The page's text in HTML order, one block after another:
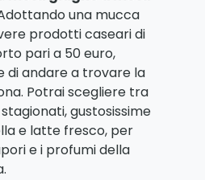
una mucca
prodotti caseari di
pari a 50 euro,
di andare a trovare la
Potrai scegliere tra
gustosissime
e latte fresco, per
e i profumi della